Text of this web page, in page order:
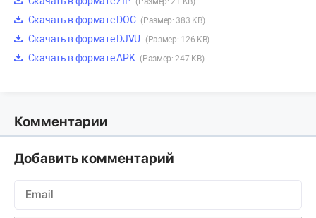
Скачать в формате DOC (Размер: 383 KB)
Скачать в формате DJVU (Размер: 126 KB)
Скачать в формате APK (Размер: 247 KB)
Комментарии
Добавить комментарий